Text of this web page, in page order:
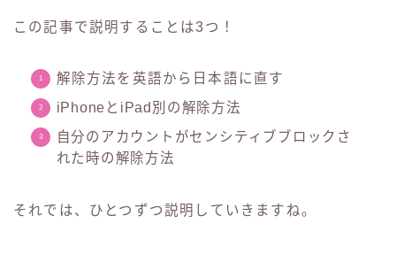
この記事で説明することは3つ！
解除方法を英語から日本語に直す
iPhoneとiPad別の解除方法
自分のアカウントがセンシティブブロックさ
れた時の解除方法
それでは、ひとつずつ説明していきますね。